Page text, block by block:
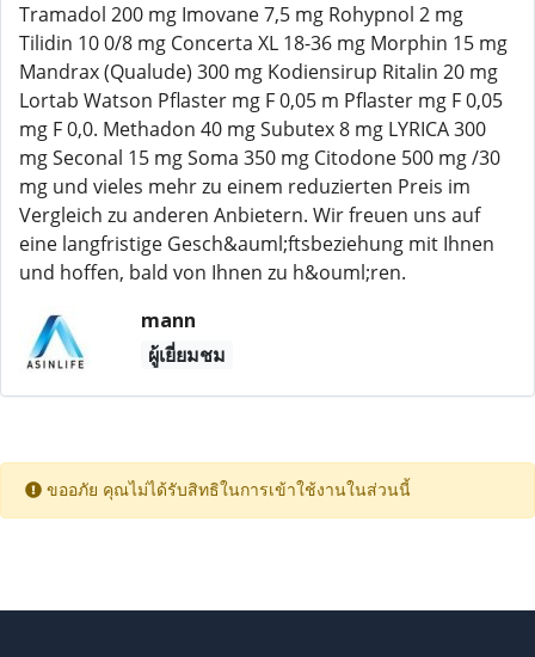
Tramadol 200 mg Imovane 7,5 mg Rohypnol 2 mg
Tilidin 10 0/8 mg Concerta XL 18-36 mg Morphin 15 mg
Mandrax (Qualude) 300 mg Kodiensirup Ritalin 20 mg
Lortab Watson Pflaster mg F 0,05 m Pflaster mg F 0,05
mg F 0,0. Methadon 40 mg Subutex 8 mg LYRICA 300
mg Seconal 15 mg Soma 350 mg Citodone 500 mg /30
mg und vieles mehr zu einem reduzierten Preis im
Vergleich zu anderen Anbietern. Wir freuen uns auf
eine langfristige Gesch&auml;ftsbeziehung mit Ihnen
und hoffen, bald von Ihnen zu h&ouml;ren.
mann
ผู้เยี่ยมชม
ขออภัย คุณไม่ได้รับสิทธิในการเข้าใช้งานในส่วนนี้